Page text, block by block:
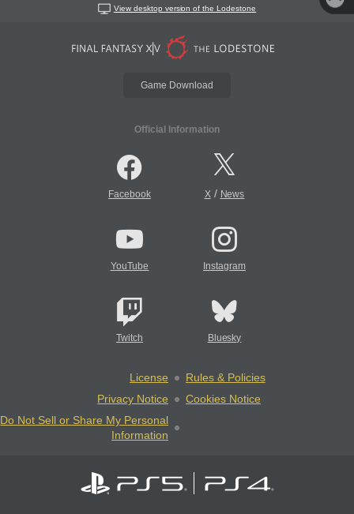
View desktop version of the Lodestone
Game Download
Official Information
Facebook X/ News
YouTube Instagram
Twitch Bluesky
License
Rules & Policies
Privacy Notice
Cookies Notice
Do Not Sell or Share My Personal
Information